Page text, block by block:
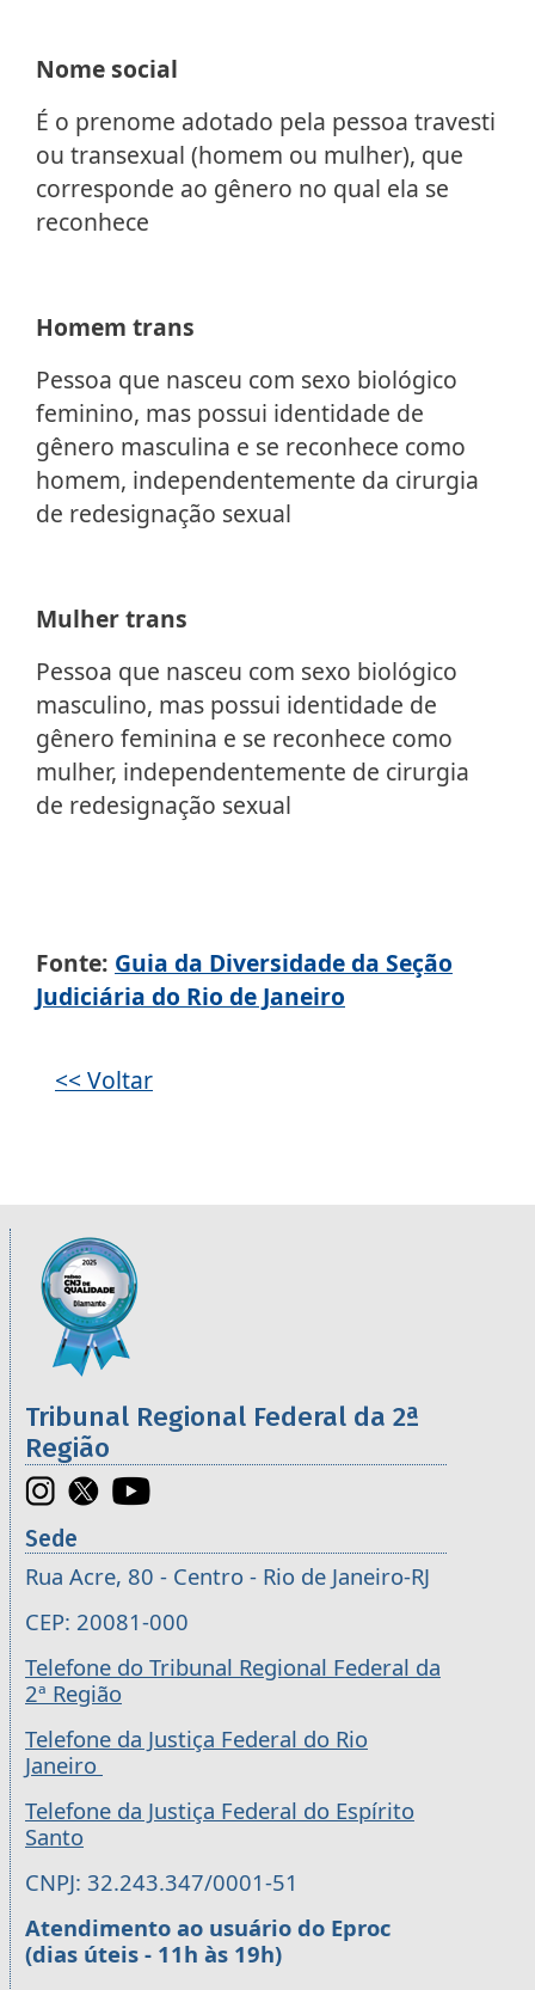
Nome social
É o prenome adotado pela pessoa travesti
ou transexual (homem ou mulher), que
corresponde ao gênero no qual ela se
reconhece
Homem trans
Pessoa que nasceu com sexo biológico
feminino, mas possui identidade de
gênero masculina e se reconhece como
homem, independentemente da cirurgia
de redesignação sexual
Mulher trans
Pessoa que nasceu com sexo biológico
masculino, mas possui identidade de
gênero feminina e se reconhece como
mulher, independentemente de cirurgia
de redesignação sexual
Fonte: Guia da Diversidade da Seção
Judiciária do Rio de Janeiro
<< Voltar
Informações úteis sobre os órgãos da 2ª
Imagem
Tribunal Regional Federal da 2ª
Região
Sede
Rua Acre, 80 - Centro - Rio de Janeiro-RJ
CEP: 20081-000
Telefone do Tribunal Regional Federal da
2ª Região
Telefone da Justiça Federal do Rio
Janeiro
Telefone da Justiça Federal do Espírito
Santo
CNPJ: 32.243.347/0001-51
Atendimento ao usuário do Eproc
(dias úteis - 11h às 19h)